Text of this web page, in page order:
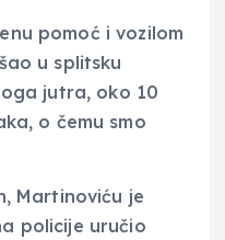
pomoć i vozilom
u splitsku
jutra, oko 10
o čemu smo
Martinoviću je
policije uručio